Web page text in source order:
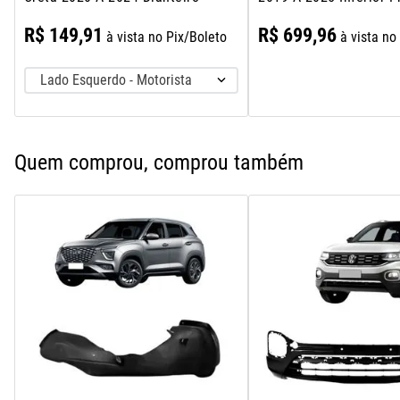
R$ 149,91 à vista no Pix/Boleto
Lado Esquerdo - Motorista
R$ 699,96 à vista
Quem comprou, comprou também